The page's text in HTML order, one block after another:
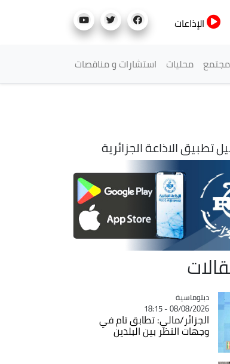
الإذاعات
مجتمع محليات استشارات و مناقصات
تطبيق الاذاعة الجزائرية
Catégorie
دبلوماسية
08/08/2026 - 18:15
الجزائر/مالي: تطابق تام في
وجهات النظر بين البلدين